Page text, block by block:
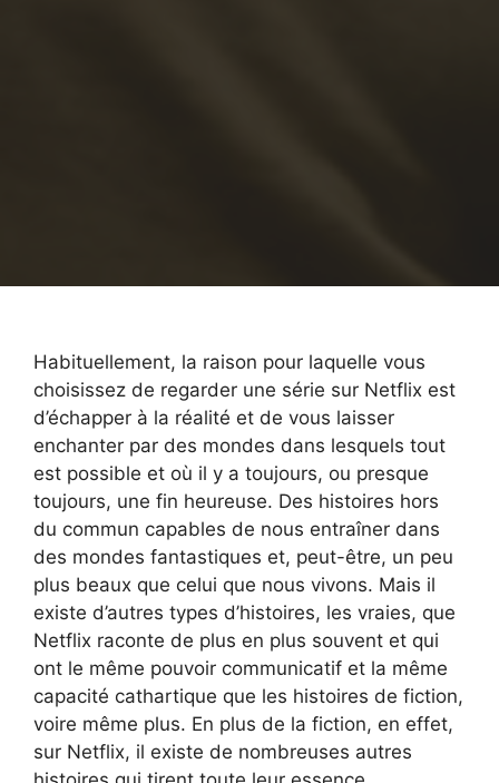
Habituellement, la raison pour laquelle vous
choisissez de regarder une série sur Netflix est
d’échapper à la réalité et de vous laisser
enchanter par des mondes dans lesquels tout
est possible et où il y a toujours, ou presque
toujours, une fin heureuse. Des histoires hors
du commun capables de nous entraîner dans
des mondes fantastiques et, peut-être, un peu
plus beaux que celui que nous vivons. Mais il
existe d’autres types d’histoires, les vraies, que
Netflix raconte de plus en plus souvent et qui
ont le même pouvoir communicatif et la même
capacité cathartique que les histoires de fiction,
voire même plus. En plus de la fiction, en effet,
sur Netflix, il existe de nombreuses autres